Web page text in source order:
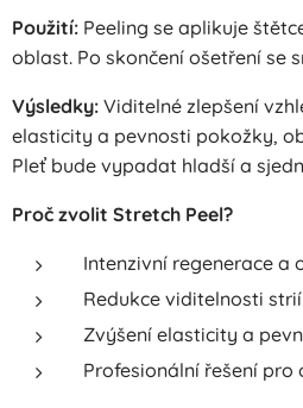
Použití: Peeling se aplikuje
oblast. Po skončení ošetření se
Výsledky: Viditelné zlepšení
elasticity a pevnosti pokožky,
Pleť bude vypadat hladší a
Proč zvolit Stretch Peel?
Intenzivní regenerace a
Redukce viditelnosti strií
Zvýšení elasticity a
Profesionální řešení pro